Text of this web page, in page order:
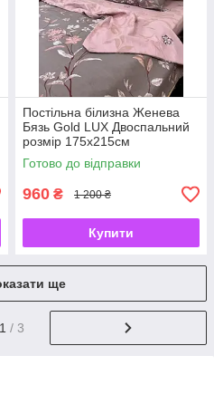
Постільна білизна Женева
Бязь Gold LUX Двоспальний
розмір 175х215см
Готово до відправки
960 ₴ 1 200 ₴
Купити
ще
1 / 3